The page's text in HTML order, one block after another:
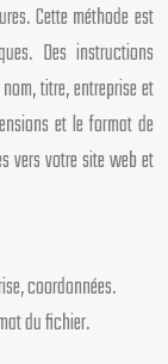
Cette méthode est
Des instructions
titre, entreprise et
et le format de
vers votre site web et
coordonnées.
du fichier.